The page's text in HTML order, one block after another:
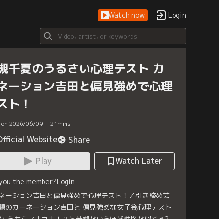
Watch now Login
千夏のうるさい心理テスト カ
ーション吉田と偏見強めで心理
ト！
on 2026/06/09 21mins
Website
Share
Play
Watch Later
the member?Login
ーション吉田と偏見強めで心理テスト！／引き締め芸
のカーネーション吉田と 偏見強めな女子会心理テスト